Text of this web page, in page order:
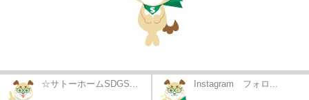
☆サトーホームSDGS... Instagram フォロ...